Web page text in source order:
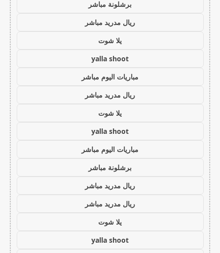
برشلونة مباشر
ريال مدريد مباشر
يلا شوت
yalla shoot
مباريات اليوم مباشر
ريال مدريد مباشر
يلا شوت
yalla shoot
مباريات اليوم مباشر
برشلونة مباشر
ريال مدريد مباشر
ريال مدريد مباشر
يلا شوت
yalla shoot